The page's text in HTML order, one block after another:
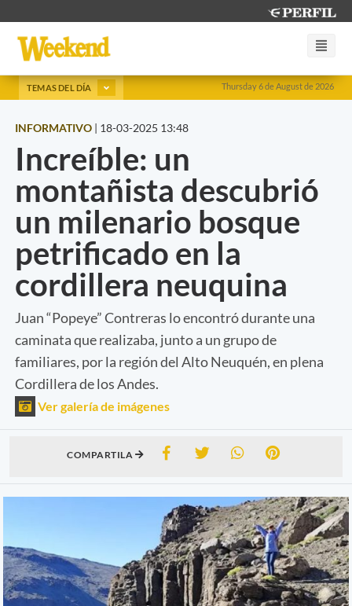
Thursday 6 de August de 2026
TEMAS DEL DÍA
INFORMATIVO | 18-03-2025 13:48
Increíble: un
montañista descubrió
un milenario bosque
petrificado en la
cordillera neuquina
Juan “Popeye” Contreras lo encontró durante una
caminata que realizaba, junto a un grupo de
familiares, por la región del Alto Neuquén, en plena
Cordillera de los Andes.
Ver galería de imágenes
COMPARTILA